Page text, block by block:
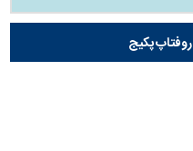
روفتاپ پکیج